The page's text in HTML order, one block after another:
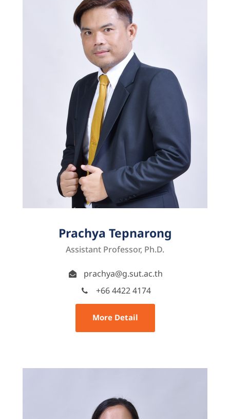
Prachya Tepnarong
Assistant Professor, Ph.D.
prachya@g.sut.ac.th
+66 4422 4174
More Detail